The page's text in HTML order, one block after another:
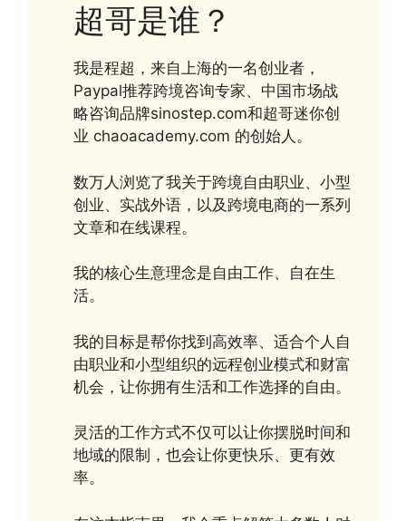
超哥是谁？
我是程超，来自上海的一名创业者，
Paypal推荐跨境咨询专家、中国市场战
略咨询品牌sinostep.com和超哥迷你创
业 chaoacademy.com 的创始人。
数万人浏览了我关于跨境自由职业、小型
创业、实战外语，以及跨境电商的一系列
文章和在线课程。
我的核心生意理念是自由工作、自在生
活。
我的目标是帮你找到高效率、适合个人自
由职业和小型组织的远程创业模式和财富
机会，让你拥有生活和工作选择的自由。
灵活的工作方式不仅可以让你摆脱时间和
地域的限制，也会让你更快乐、更有效
率。